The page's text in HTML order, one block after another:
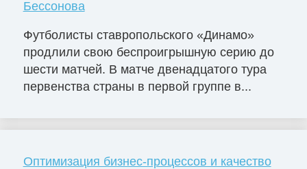
Бессонова
Футболисты ставропольского «Динамо»
продлили свою беспроигрышную серию до
шести матчей. В матче двенадцатого тура
первенства страны в первой группе в...
Оптимизация бизнес-процессов и качество